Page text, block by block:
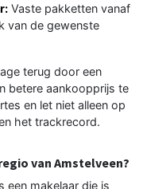
Vaste pakketten vanaf
van de gewenste
terug door een
betere aankoopprijs te
en let niet alleen op
het trackrecord.
van Amstelveen?
een makelaar die is